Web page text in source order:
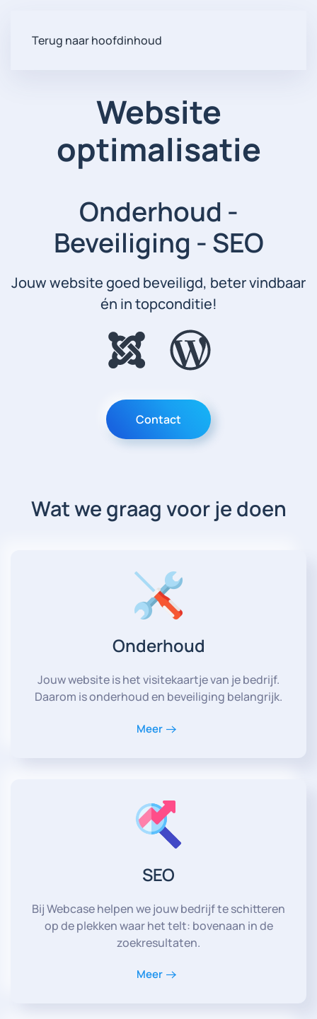
Terug naar hoofdinhoud
Website
optimalisatie
Onderhoud -
Beveiliging - SEO
Jouw website goed beveiligd, beter vindbaar
én in topconditie!
Contact
Wat we graag voor je doen
Onderhoud
Jouw website is het visitekaartje van je bedrijf.
Daarom is onderhoud en beveiliging belangrijk.
Meer
SEO
Bij Webcase helpen we jouw bedrijf te schitteren
op de plekken waar het telt: bovenaan in de
zoekresultaten.
Meer